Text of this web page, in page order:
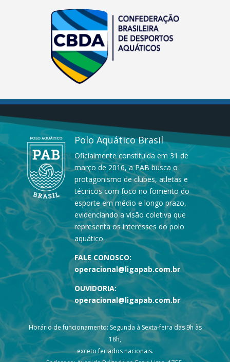
Polo Aquático Brasil
Oficialmente constituída em 31 de
março de 2016, a PAB busca o
protagonismo de clubes, atletas e
técnicos com foco no fomento do
esporte em médio e longo prazo,
evidenciando a visão coletiva que
representa os interesses do polo
aquático.
FALE CONOSCO:
operacional@ligapab.com.br
OUVIDORIA:
operacional@ligapab.com.br
Horário de funcionamento: Segunda à Sexta-feira das 9h às
18h,
exceto feriados nacionais.